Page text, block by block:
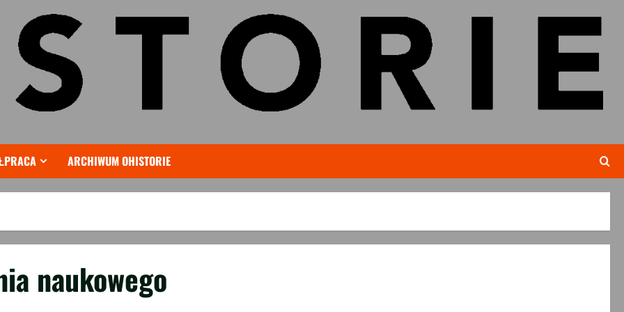
ARCHIWUM OHISTORIE
naukowego